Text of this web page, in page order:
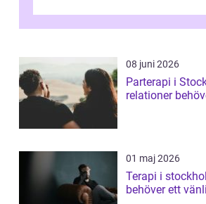
ljusbaserad stimula...
08 juni 2026
Parterapi i
relationer
01 maj 2026
Terapi i stockholm när
behöver ett